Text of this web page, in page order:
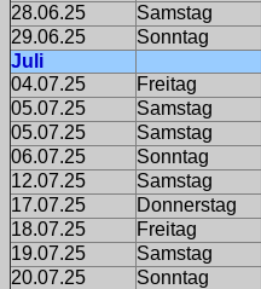
28.06.25
Samstag
29.06.25
Sonntag
Juli
04.07.25
Freitag
05.07.25
Samstag
05.07.25
Samstag
06.07.25
Sonntag
12.07.25
Samstag
17.07.25
Donnerstag
18.07.25
Freitag
19.07.25
Samstag
20.07.25
Sonntag